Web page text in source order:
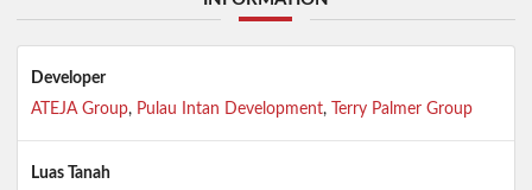
Developer
ATEJA Group, Pulau Intan Development, Terry Palmer Group
Luas Tanah